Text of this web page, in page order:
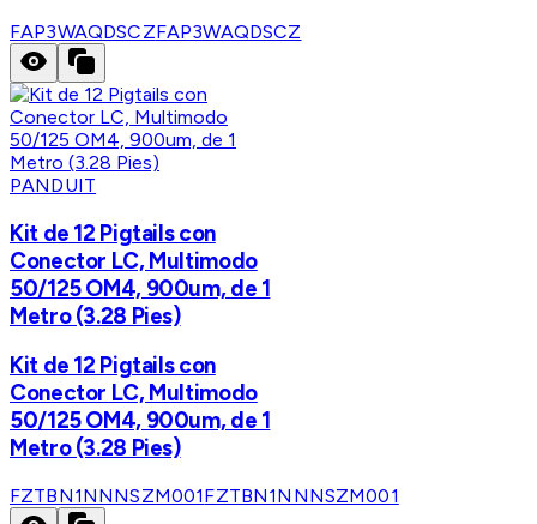
FAP3WAQDSCZFAP3WAQDSCZ
PANDUIT
Kit de 12 Pigtails con
Conector LC, Multimodo
50/125 OM4, 900um, de 1
Metro (3.28 Pies)
Kit de 12 Pigtails con
Conector LC, Multimodo
50/125 OM4, 900um, de 1
Metro (3.28 Pies)
FZTBN1NNNSZM001FZTBN1NNNSZM001